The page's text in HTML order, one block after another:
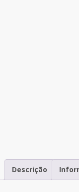
Descrição